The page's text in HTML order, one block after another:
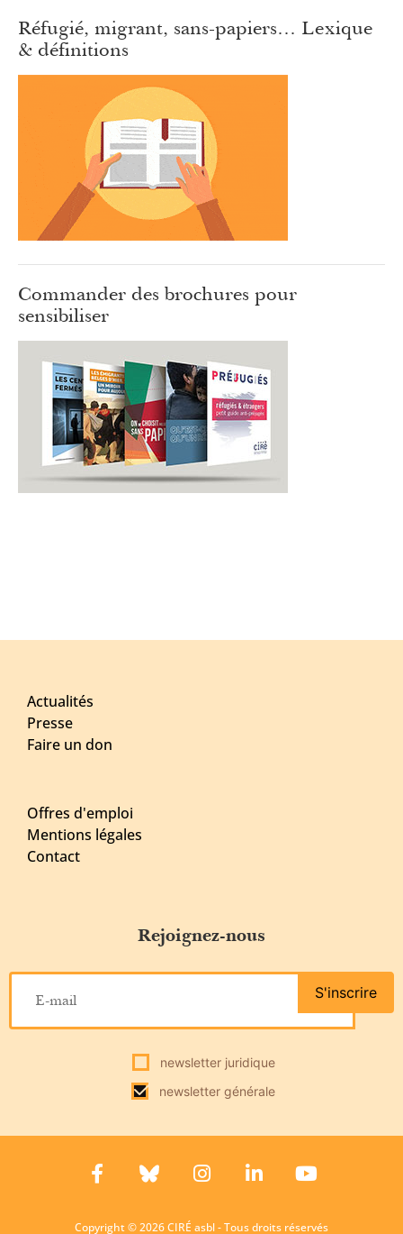
Réfugié, migrant, sans-papiers… Lexique
& définitions
Commander des brochures pour
sensibiliser
Actualités
Presse
Faire un don
Offres d'emploi
Mentions légales
Contact
Rejoignez-nous
newsletter juridique
newsletter générale
S'inscrire
Copyright © 2026 CIRÉ asbl - Tous droits réservés